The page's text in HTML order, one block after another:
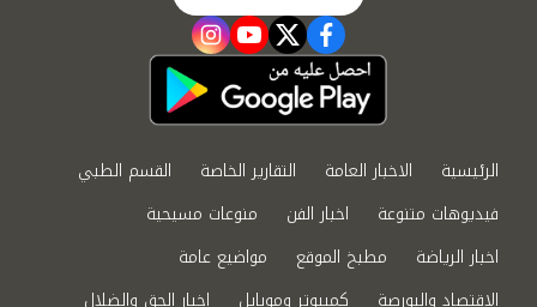
facebook
twitter
youtube
instagram
الرئيسية الاخبار العامة التقارير الخاصة
القسم الطبي
فيديوهات متنوعة
اخبار الفن
منوعات مسيحية
اخبار الرياضة
مطبخ الموقع
مواضيع عامة
الاقتصاد والبورصة
كمبيوتر وموبايل اخبار الحق والضلال